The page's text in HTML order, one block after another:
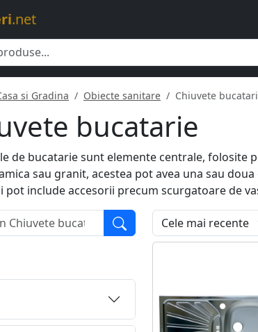
.net
si Gradina Obiecte sanitare Chiuvete
bucatarie
de bucatarie sunt elemente centrale,
sau granit, acestea pot avea una sau
pot include accesorii precum scurgatoare de